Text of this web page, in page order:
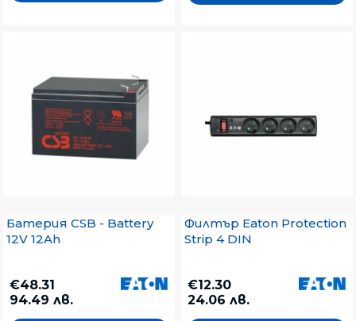
Батерия CSB - Battery
12V 12Ah
€48.31
94.49 лв.
Филтър Eaton Protection
Strip 4 DIN
€12.30
24.06 лв.